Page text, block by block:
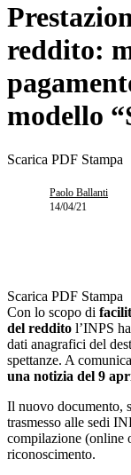
reddito:
modello
Scarica PDF Stampa
Paolo Ballanti
14/04/21
Scarica PDF Stampa
Con lo scopo di
del reddito l’INPS
dati anagrafici del
spettanze. A
una notizia del 9
Il nuovo documento,
trasmesso alle sedi
compilazione (online
riconoscimento.